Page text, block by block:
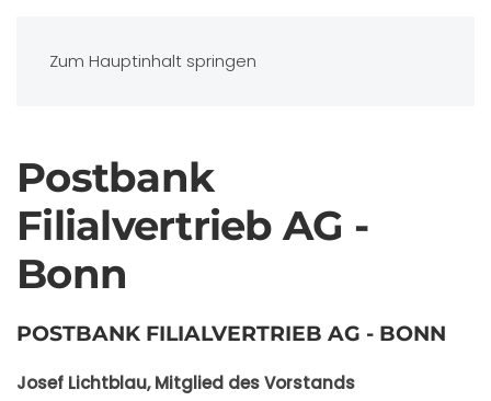
Zum Hauptinhalt springen
Postbank
Filialvertrieb AG -
Bonn
POSTBANK FILIALVERTRIEB AG - BONN
Josef Lichtblau, Mitglied des Vorstands